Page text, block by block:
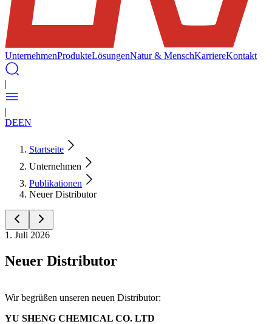
UnternehmenProdukteLösungenNatur & MenschKarriereKontakt
|
|
DEEN
Startseite
Unternehmen
Publikationen
Neuer Distributor
1. Juli 2026
Neuer Distributor
Wir begrüßen unseren neuen Distributor:
YU SHENG CHEMICAL CO. LTD